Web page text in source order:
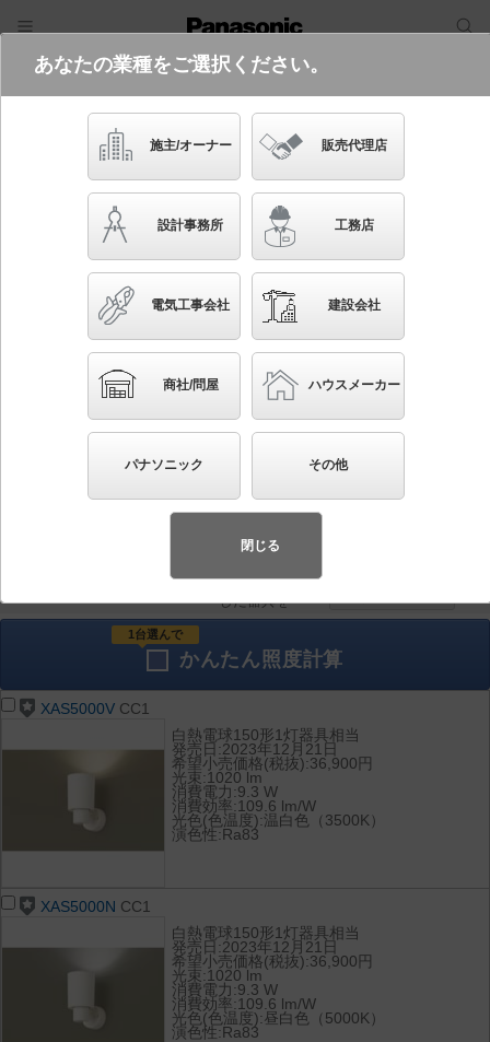
電気・建築設備（ビジネス）
照明器具検索
品番・キーワード
関連商品検索 セードの仕上が違うスポットライト
条件を選び直す
1075件 ◀ 1/108 ▼ ▶
各種データ
チェック
した器具を
1台選んで
かんたん 照度計算
XAS5000V CC1
白熱電球150形1灯器具相当
発売日:2023年12月21日
希望小売価格(税抜):36,900円
光束:1020 lm
消費電力:9.3 W
消費効率:109.6 lm/W
光色(色温度):温白色（3500K）
演色性:Ra83
XAS5000N CC1
白熱電球150形1灯器具相当
発売日:2023年12月21日
希望小売価格(税抜):36,900円
光束:1020 lm
消費電力:9.3 W
消費効率:109.6 lm/W
光色(色温度):昼白色（5000K）
演色性:Ra83
あなたの業種をご選択ください。
施主/オーナー 販売代理店
設計事務所 工務店
電気工事会社 建設会社
商社/問屋 ハウスメーカー
パナソニック その他
閉じる